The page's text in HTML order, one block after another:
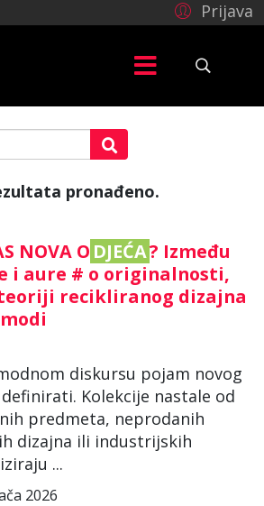
Prijava
pronađeno.
NOVA O DJEĆA? Između
i aure # o originalnosti,
recikliranog dizajna
diskursu pojam novog
Kolekcije nastale od
predmeta, neprodanih
dizajna ili industrijskih
...
2026